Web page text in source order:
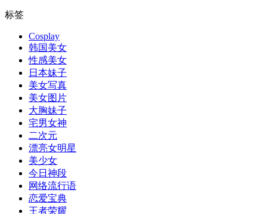
标签
Cosplay
韩国美女
性感美女
日本妹子
美女写真
美女图片
大胸妹子
宅男女神
二次元
漂亮女明星
美少女
今日神段
网络流行语
恋爱宝典
王者荣耀